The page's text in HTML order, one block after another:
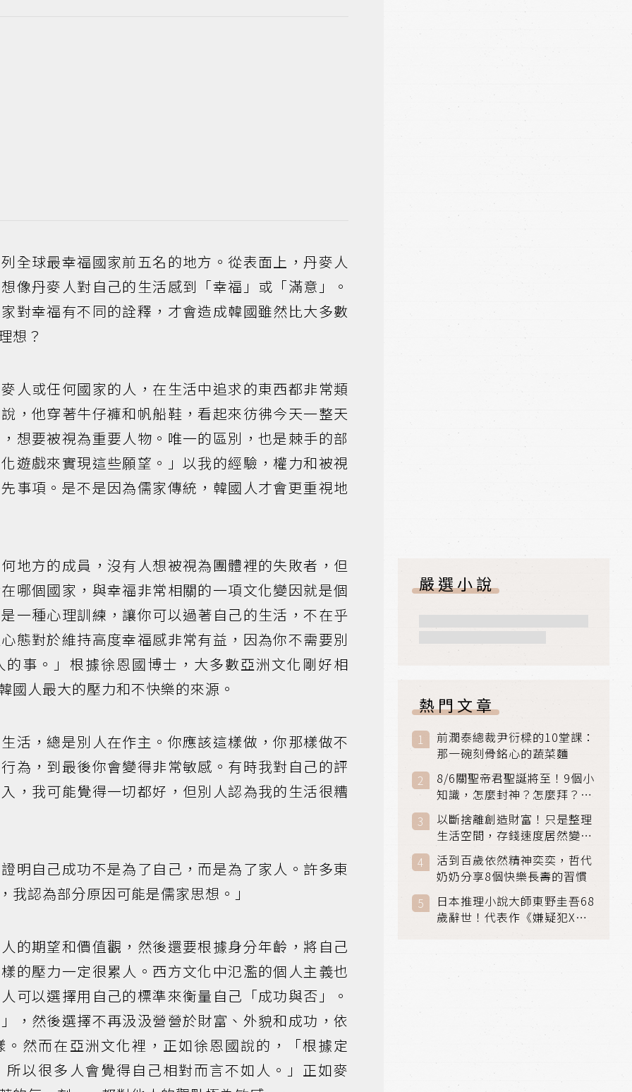
全球最幸福國家前五名的地方。從表面上，丹麥人
像丹麥人對自己的生活感到「幸福」或「滿意」。
對幸福有不同的詮釋，才會造成韓國雖然比大多數
想？
人或任何國家的人，在生活中追求的東西都非常類
，他穿著牛仔褲和帆船鞋，看起來彷彿今天一整天
想要被視為重要人物。唯一的區別，也是棘手的部
遊戲來實現這些願望。」以我的經驗，權力和被視
事項。是不是因為儒家傳統，韓國人才會更重視地
地方的成員，沒有人想被視為團體裡的失敗者，但
哪個國家，與幸福非常相關的一項文化變因就是個
一種心理訓練，讓你可以過著自己的生活，不在乎
態對於維持高度幸福感非常有益，因為你不需要別
事。」根據徐恩國博士，大多數亞洲文化剛好相
國人最大的壓力和不快樂的來源。
活，總是別人在作主。你應該這樣做，你那樣做不
為，到最後你會變得非常敏感。有時我對自己的評
，我可能覺得一切都好，但別人認為我的生活很糟
明自己成功不是為了自己，而是為了家人。許多東
認為部分原因可能是儒家思想。」
的期望和價值觀，然後還要根據身分年齡，將自己
的壓力一定很累人。西方文化中氾濫的個人主義也
可以選擇用自己的標準來衡量自己「成功與否」。
，然後選擇不再汲汲營營於財富、外貌和成功，依
然而在亞洲文化裡，正如徐恩國說的，「根據定
以很多人會覺得自己相對而言不如人。」正如麥
嚴選小說
熱門文章
前潤泰總裁尹衍樑的10堂課：
那一碗刻骨銘心的蔬菜麵
8/6關聖帝君聖誕將至！9個小
知識，怎麼封神？怎麼拜？該
拜哪個關帝？
以斷捨離創造財富！只是整理
生活空間，存錢速度居然變快
了
活到百歲依然精神奕奕，哲代
奶奶分享8個快樂長壽的習慣
日本推理小說大師東野圭吾68
歲辭世！代表作《嫌疑犯X的